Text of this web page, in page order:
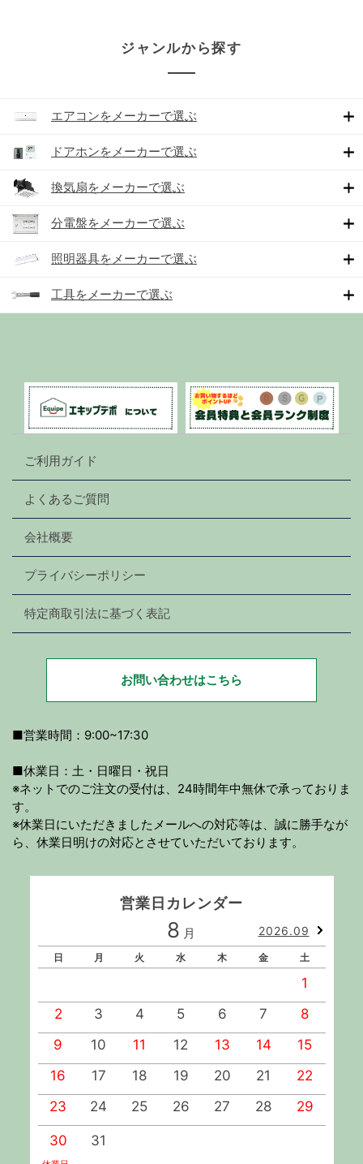
ジャンルから探す
エアコンをメーカーで選ぶ
ドアホンをメーカーで選ぶ
換気扇をメーカーで選ぶ
分電盤をメーカーで選ぶ
照明器具をメーカーで選ぶ
工具をメーカーで選ぶ
ご利用ガイド
よくあるご質問
会社概要
プライバシーポリシー
特定商取引法に基づく表記
お問い合わせはこちら
■営業時間：9:00~17:30
■休業日：土・日曜日・祝日
※ネットでのご注文の受付は、24時間年中無休で承っておりま
す。
※休業日にいただきましたメールへの対応等は、誠に勝手なが
ら、休業日明けの対応とさせていただいております。
営業日カレンダー
8 月 2026.09
日 月 火 水 木 金 土
1
2
3 4 5 6 7
8
9
10 11 12 13 14
15
16
17 18 19 20 21
22
23
24 25 26 27 28 29
30 31